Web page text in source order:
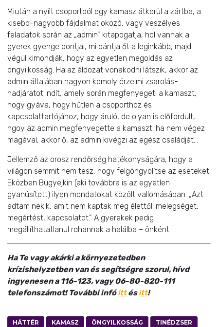
Miután a nyílt csoportból egy kamasz átkerül a zártba, a
kisebb-nagyobb fájdalmat okozó, vagy veszélyes
feladatok során az „admin” kitapogatja, hol vannak a
gyerek gyenge pontjai, mi bántja őt a leginkább, majd
végül kimondják, hogy az egyetlen megoldás az
öngyilkosság. Ha az áldozat vonakodni látszik, akkor az
admin általában nagyon komoly érzelmi zsarolás-
hadjáratot indít, amely során megfenyegeti a kamaszt,
hogy gyáva, hogy hűtlen a csoporthoz és
kapcsolattartójához, hogy áruló, de olyan is előfordult,
hgoy az admin megfenyegette a kamaszt: ha nem végez
magával, akkor ő, az admin kivégzi az egész családját…
Jellemző az orosz rendőrség hatékonyságára, hogy a
világon semmit nem tesz, hogy felgöngyölítse az eseteket.
Eközben Bugyejkin (aki továbbra is az egyetlen
gyanúsított) ilyen mondatokat közölt vallomásában: „Azt
adtam nekik, amit nem kaptak meg élettől: melegséget,
megértést, kapcsolatot.” A gyerekek pedig
megállíthatatlanul rohannak a halálba – önként.
Ha Te vagy akárki a környezetedben
krízishelyzetben van és segítségre szorul, hívd
ingyenesen a 116-123, vagy 06-80-820-111
telefonszámot! További infóittésitt!
HÁTTÉR KAMASZ ÖNGYILKOSSÁG TINÉDZSER